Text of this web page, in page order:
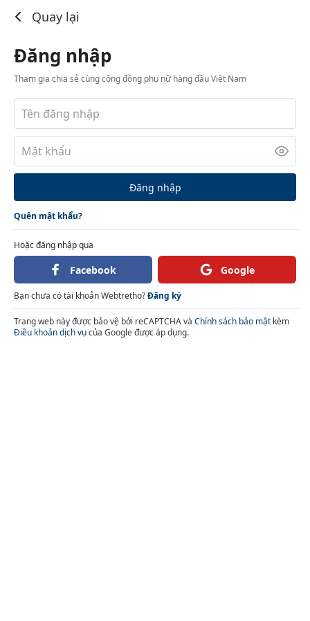
Quay lại
Đăng nhập
Tham gia chia sẻ cùng cộng đồng phụ nữ hàng đầu Việt Nam
Đăng nhập
Quên mật khẩu?
Hoặc đăng nhập qua
Facebook Google
Bạn chưa có tài khoản Webtretho?Đăng ký
Trang web này được bảo vệ bởi reCAPTCHA và Chính sách bảo mật kèm
Điều khoản dịch vụcủa Google được áp dụng.